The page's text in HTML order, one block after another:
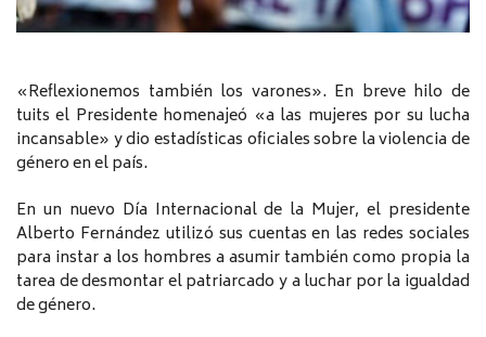
«Reflexionemos también los varones». En breve hilo de
tuits el Presidente homenajeó «a las mujeres por su lucha
incansable» y dio estadísticas oficiales sobre la violencia de
género en el país.
En un nuevo Día Internacional de la Mujer, el presidente
Alberto Fernández utilizó sus cuentas en las redes sociales
para instar a los hombres a asumir también como propia la
tarea de desmontar el patriarcado y a luchar por la igualdad
de género.